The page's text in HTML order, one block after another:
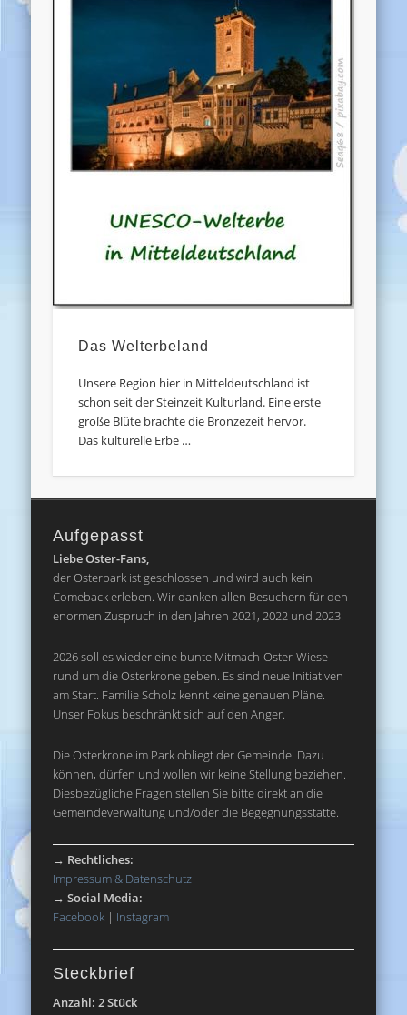
Das Welterbeland
Unsere Region hier in Mitteldeutschland ist
schon seit der Steinzeit Kulturland. Eine erste
große Blüte brachte die Bronzezeit hervor.
Das kulturelle Erbe …
Aufgepasst
Liebe Oster-Fans,
der Osterpark ist geschlossen und wird auch kein
Comeback erleben. Wir danken allen Besuchern für den
enormen Zuspruch in den Jahren 2021, 2022 und 2023.
2026 soll es wieder eine bunte Mitmach-Oster-Wiese
rund um die Osterkrone geben. Es sind neue Initiativen
am Start. Familie Scholz kennt keine genauen Pläne.
Unser Fokus beschränkt sich auf den Anger.
Die Osterkrone im Park obliegt der Gemeinde. Dazu
können, dürfen und wollen wir keine Stellung beziehen.
Diesbezügliche Fragen stellen Sie bitte direkt an die
Gemeindeverwaltung und/oder die Begegnungsstätte.
→ Rechtliches:
Impressum & Datenschutz
→Social Media:
Facebook | Instagram
Steckbrief
Anzahl: 2 Stück